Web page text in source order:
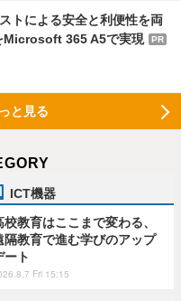
トによる安全と利便性を両
Microsoft 365 A5で実現
PR
と見る
ICT機器
校教育はここまで変わる、
隔教育で進む学びのアップ
ート
Fri 15:15